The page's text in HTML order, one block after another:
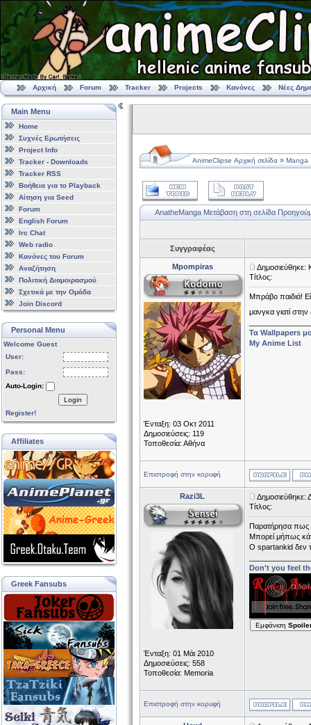
Αρχική Forum Tracker Projects Κανόνες Νέες
Main Menu
Home
Συχνές Ερωτήσεις
Project Info
Tracker - Downloads
Tracker RSS
Βοήθεια για το Playback
Αίτηση για Seed
Forum
English Forum
Irc Chat
Web radio
Κανόνες του Forum
Αναζήτηση
Πολιτική Διαμοιρασμού
Σχετικά με την Ομάδα
Join Discord
Personal Menu
Welcome Guest
User:
Pass:
Auto-Login:
Login
Register!
Affiliates
Greek Fansubs
AnimeClipse Αρχική σελίδα » Manga
AnatheManga Μετάβαση στη σελίδα
Συγγραφέας
Mpompiras
Ένταξη: 03 Οκτ 2011
Δημοσιεύσεις: 119
Τοποθεσία: Αθήνα
Δημοσιεύθηκε:
Τίτλος:
Μπράβο παιδιά!
μανγκα γιατί
Τα Wallpapers
Μy Anime List
Επιστροφή στην κορυφή
Razi3L
Ένταξη: 01 Μάι 2010
Δημοσιεύσεις: 558
Τοποθεσία: Memoria
Δημοσιεύθηκε:
Τίτλος:
Παρατήρησα πως
Μπορεί μήπως
Ο spartankid δεν
Don't you feel
Εμφάνιση
Επιστροφή στην κορυφή